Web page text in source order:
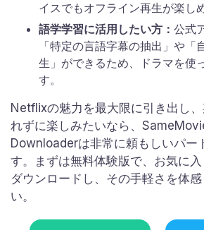
イスでもオフライン再生が楽し
語学学習に活用したい方： 公式
「特定の言語字幕の抽出」や「
生」ができるため、ドラマを使
す。
Netflixの魅力を最大限に引き出し
れずに楽しみたいなら、
Downloaderは非常に頼もしいパー
す。まずは無料体験版で、お気に
ダウンロードし、その手軽さを体
い。